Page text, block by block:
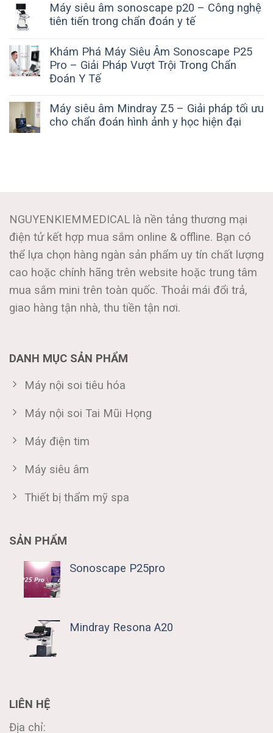
Máy siêu âm sonoscape p20 – Công nghệ
tiên tiến trong chẩn đoán y tế
Khám Phá Máy Siêu Âm Sonoscape P25
Pro – Giải Pháp Vượt Trội Trong Chẩn
Đoán Y Tế
Máy siêu âm Mindray Z5 – Giải pháp tối ưu
cho chẩn đoán hình ảnh y học hiện đại
NGUYENKIEMMEDICAL là nền tảng thương mại
điện tử kết hợp mua sắm online & offline. Bạn có
thể lựa chọn hàng ngàn sản phẩm uy tín chất lượng
cao hoặc chính hãng trên website hoặc trung tâm
mua sắm mini trên toàn quốc. Thoải mái đổi trả,
giao hàng tận nhà, thu tiền tận nơi.
DANH MỤC SẢN PHẨM
Máy nội soi tiêu hóa
Máy nội soi Tai Mũi Họng
Máy điện tim
Máy siêu âm
Thiết bị thẩm mỹ spa
SẢN PHẨM
Sonoscape P25pro
Mindray Resona A20
LIÊN HỆ
Địa chỉ: